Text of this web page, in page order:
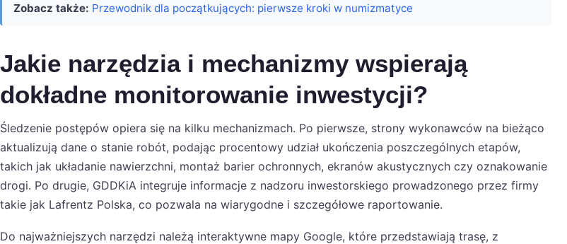
Zobacz także: Przewodnik dla początkujących: pierwsze kroki w numizmatyce
Jakie narzędzia i mechanizmy wspierają
dokładne monitorowanie inwestycji?
Śledzenie postępów opiera się na kilku mechanizmach. Po pierwsze, strony wykonawców na bieżąco
aktualizują dane o stanie robót, podając procentowy udział ukończenia poszczególnych etapów,
takich jak układanie nawierzchni, montaż barier ochronnych, ekranów akustycznych czy oznakowanie
drogi. Po drugie, GDDKiA integruje informacje z nadzoru inwestorskiego prowadzonego przez firmy
takie jak Lafrentz Polska, co pozwala na wiarygodne i szczegółowe raportowanie.
Do najważniejszych narzędzi należą interaktywne mapy Google, które przedstawiają trasę, z